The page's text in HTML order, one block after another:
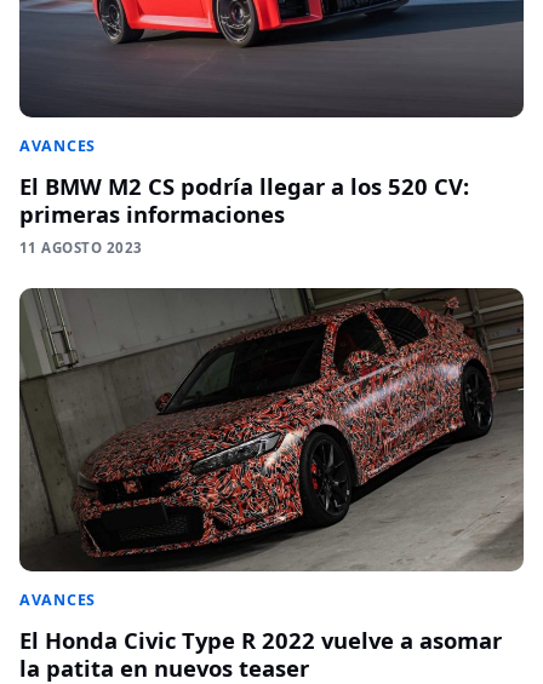
AVANCES
El BMW M2 CS podría llegar a los 520 CV:
primeras informaciones
11 AGOSTO 2023
AVANCES
El Honda Civic Type R 2022 vuelve a asomar
la patita en nuevos teaser